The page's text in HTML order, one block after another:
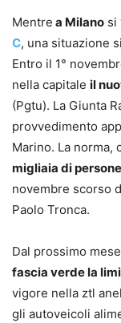
Mentre a Milano si
C, una situazione
Entro il 1°
nella capitale il
(Pgtu). La Giunta
provvedimento
Marino. La norma,
migliaia di persone
novembre scorso
Paolo Tronca.
Dal prossimo
fascia verde la
vigore nella ztl
gli autoveicoli